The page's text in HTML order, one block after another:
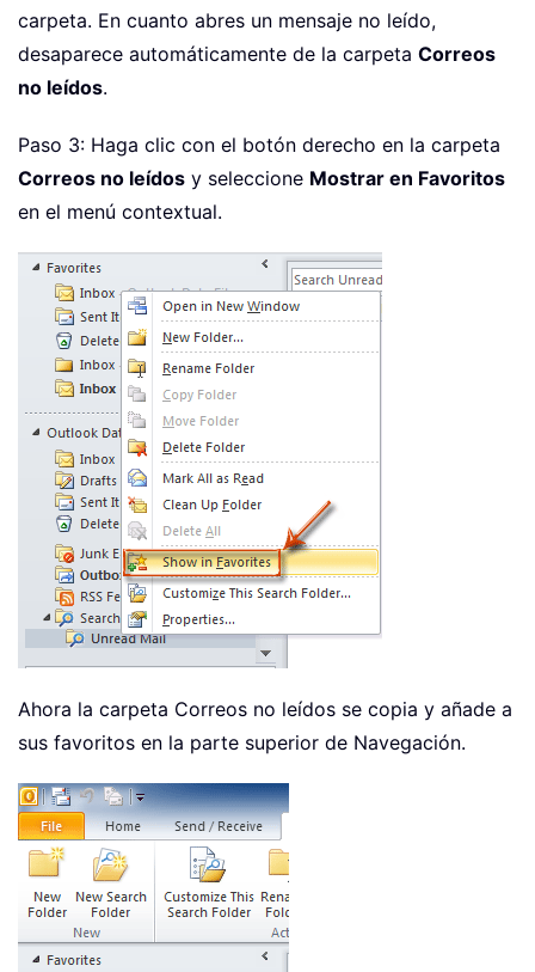
carpeta. En cuanto abres un mensaje no leído,
desaparece automáticamente de la carpeta Correos
no leídos.
Paso 3: Haga clic con el botón derecho en la carpeta
Correos no leídos y seleccione Mostrar en Favoritos
en el menú contextual.
Ahora la carpeta Correos no leídos se copia y añade a
sus favoritos en la parte superior de Navegación.